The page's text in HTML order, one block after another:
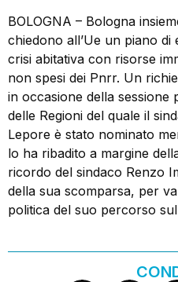
BOLOGNA – Bologna
chiedono all’Ue un piano
crisi abitativa con risorse
non spesi dei Pnrr. Un
in occasione della sessione
delle Regioni del quale il
Lepore è stato nominato
lo ha ribadito a margine
ricordo del sindaco Renzo
della sua scomparsa, per
politica del suo percorso